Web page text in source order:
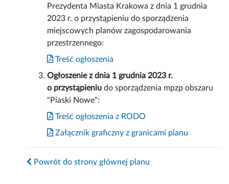
Prezydenta Miasta Krakowa z dnia 1 grudnia
2023 r. o przystąpieniu do sporządzenia
miejscowych planów zagospodarowania
przestrzennego:
Treść ogłoszenia
Ogłoszenie z dnia 1 grudnia 2023 r.
o przystąpieniu do sporządzenia mpzp obszaru
"Piaski Nowe":
Treść ogłoszenia z RODO
Załącznik graficzny z granicami planu
Powrót do strony głównej planu